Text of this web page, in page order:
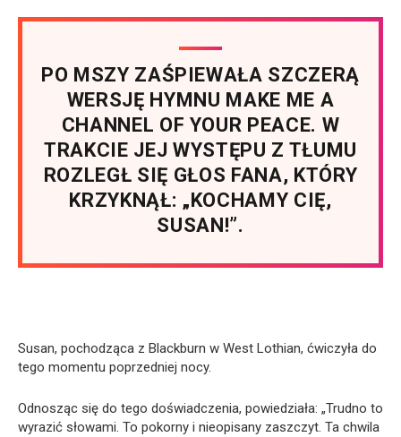
PO MSZY ZAŚPIEWAŁA SZCZERĄ
WERSJĘ HYMNU MAKE ME A
CHANNEL OF YOUR PEACE. W
TRAKCIE JEJ WYSTĘPU Z TŁUMU
ROZLEGŁ SIĘ GŁOS FANA, KTÓRY
KRZYKNĄŁ: „KOCHAMY CIĘ,
SUSAN!”.
Susan, pochodząca z Blackburn w West Lothian, ćwiczyła do
tego momentu poprzedniej nocy.
Odnosząc się do tego doświadczenia, powiedziała: „Trudno to
wyrazić słowami. To pokorny i nieopisany zaszczyt. Ta chwila